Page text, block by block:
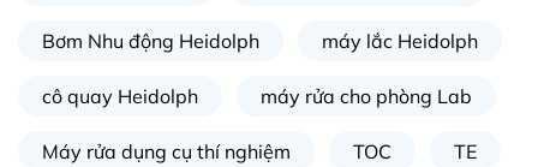
Bơm Nhu động Heidolph máy lắc Heidolph
cô quay Heidolph máy rửa cho phòng Lab
Máy rửa dụng cụ thí nghiệm TOC TE